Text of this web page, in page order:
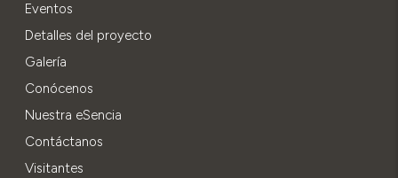
Eventos
Detalles del proyecto
Galería
Conócenos
Nuestra eSencia
Contáctanos
Visitantes